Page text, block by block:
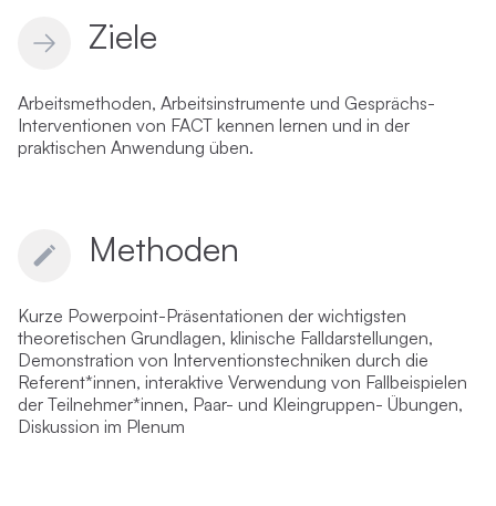
Ziele
Arbeitsmethoden, Arbeitsinstrumente und Gesprächs-
Interventionen von FACT kennen lernen und in der
praktischen Anwendung üben.
Methoden
Kurze Powerpoint-Präsentationen der wichtigsten
theoretischen Grundlagen, klinische Falldarstellungen,
Demonstration von Interventionstechniken durch die
Referent*innen, interaktive Verwendung von Fallbeispielen
der Teilnehmer*innen, Paar- und Kleingruppen- Übungen,
Diskussion im Plenum